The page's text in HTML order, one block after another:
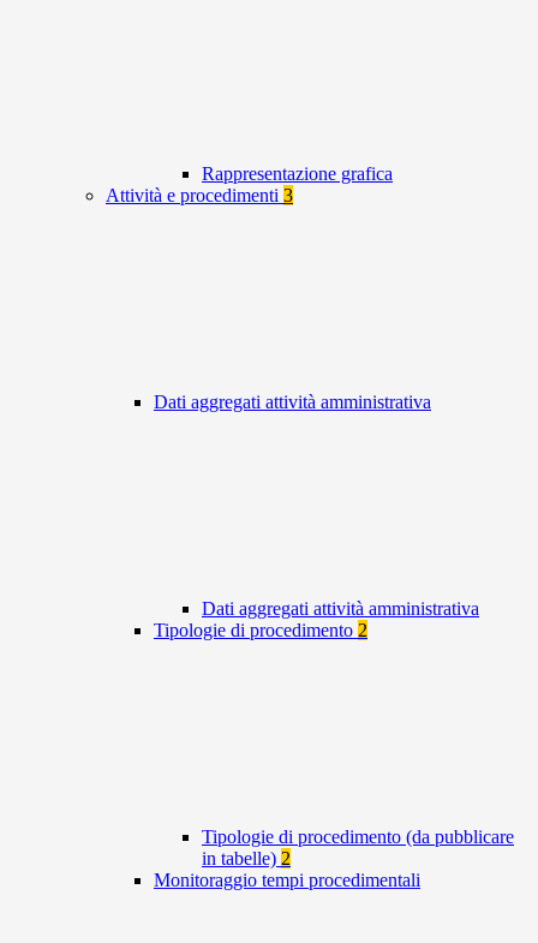
Rappresentazione grafica
Attività e procedimenti 3
Dati aggregati attività amministrativa
Dati aggregati attività amministrativa
Tipologie di procedimento 2
Tipologie di procedimento (da pubblicare
in tabelle) 2
Monitoraggio tempi procedimentali